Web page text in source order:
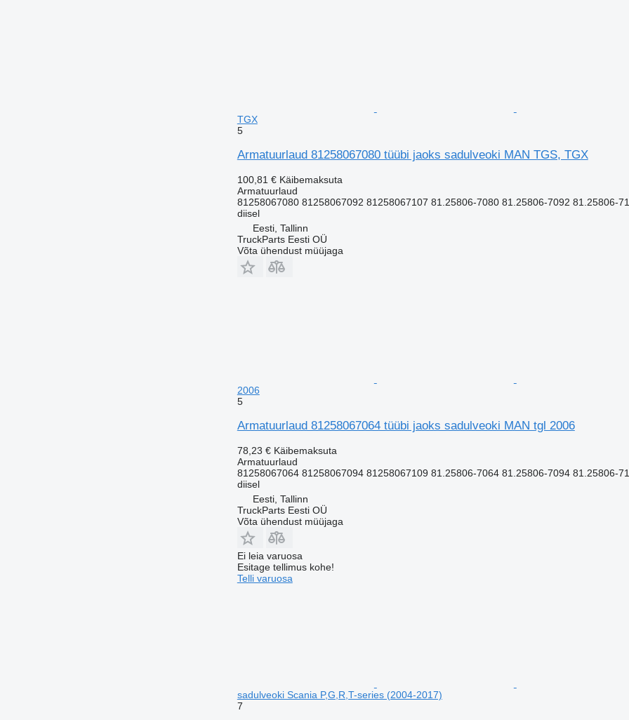
TGX
5
Armatuurlaud 81258067080 tüübi jaoks sadulveoki MAN TGS, TGX
100,81 € Käibemaksuta
Armatuurlaud
81258067080 81258067092 81258067107 81.25806-7080 81.25806-7092 81.25806-
diisel
Eesti, Tallinn
TruckParts Eesti OÜ
Võta ühendust müüjaga
2006
5
Armatuurlaud 81258067064 tüübi jaoks sadulveoki MAN tgl 2006
78,23 € Käibemaksuta
Armatuurlaud
81258067064 81258067094 81258067109 81.25806-7064 81.25806-7094 81.25806-
diisel
Eesti, Tallinn
TruckParts Eesti OÜ
Võta ühendust müüjaga
Ei leia varuosa
Esitage tellimus kohe!
Telli varuosa
sadulveoki Scania P,G,R,T-series (2004-2017)
7